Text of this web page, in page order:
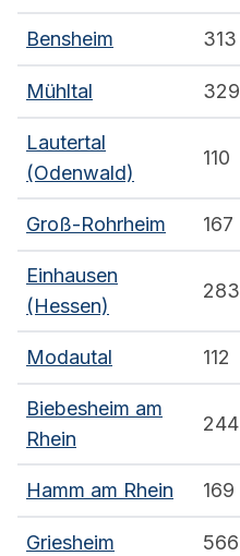
Bensheim 313
Mühltal 329
Lautertal
(Odenwald)
110
Groß-Rohrheim 167
Einhausen
(Hessen)
283
Modautal 112
Biebesheim am
Rhein
244
Hamm am Rhein 169
Griesheim 566